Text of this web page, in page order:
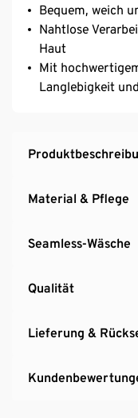
Bequem, weich
Nahtlose
Haut
Mit
Langlebigkeit
Material & Pflege
Seamless-Wäsche
Qualität
Lieferung &